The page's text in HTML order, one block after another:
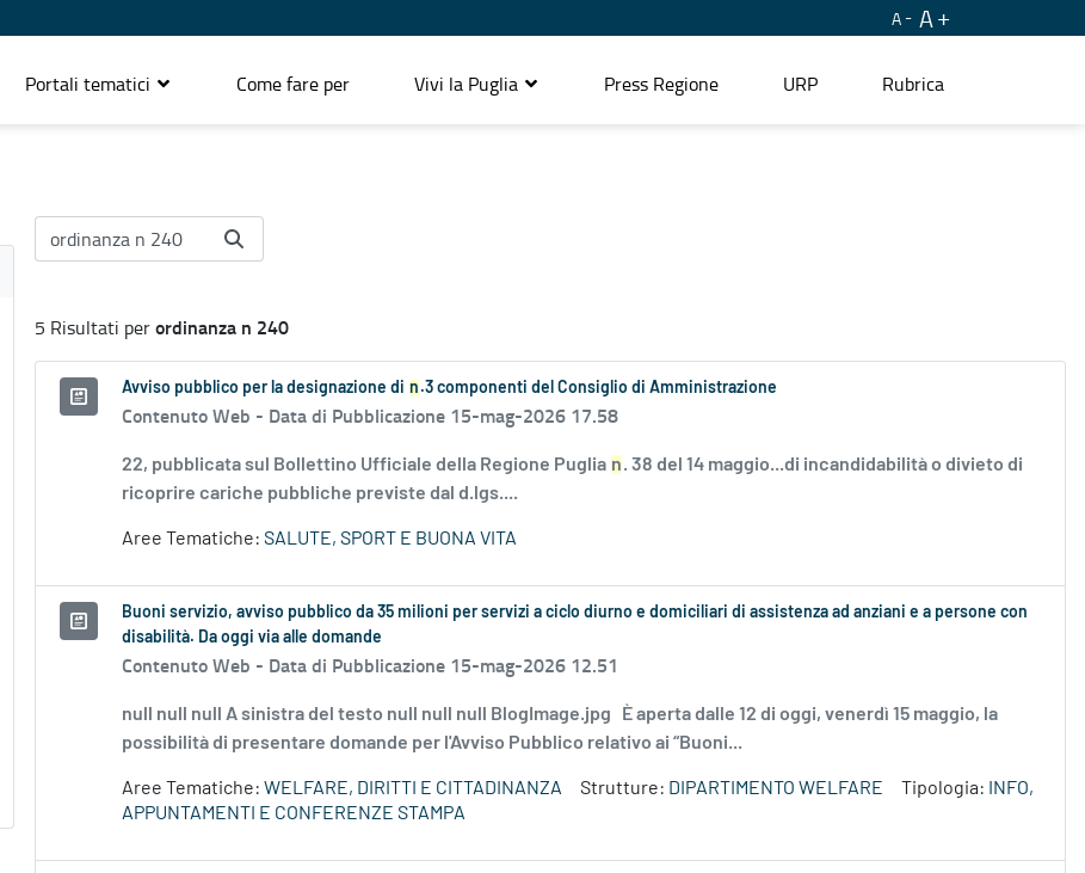
A A
Portali tematici Come fare per Vivi la Puglia Press Regione URP Rubrica
5 Risultati perordinanza n 240
Avviso pubblico per la designazione di n .3 componenti del Consiglio di Amministrazione
Contenuto Web - Data di Pubblicazione 15-mag-2026 17.58
22, pubblicata sul Bollettino Ufficiale della Regione Puglia n. 38 del 14 maggio...di incandidabilità o divieto di
ricoprire cariche pubbliche previste dal d.lgs....
Aree Tematiche: SALUTE, SPORT E BUONA VITA
Buoni servizio, avviso pubblico da 35 milioni per servizi a ciclo diurno e domiciliari di assistenza ad anziani e a persone con
disabilità. Da oggi via alle domande
Contenuto Web - Data di Pubblicazione 15-mag-2026 12.51
null null null A sinistra del testo null null null BlogImage.jpg È aperta dalle 12 di oggi, venerdì 15 maggio, la
possibilità di presentare domande per l'Avviso Pubblico relativo ai “Buoni...
Aree Tematiche: WELFARE, DIRITTI E CITTADINANZA Strutture: DIPARTIMENTO WELFARE Tipologia:
INFO,
APPUNTAMENTI E CONFERENZE STAMPA